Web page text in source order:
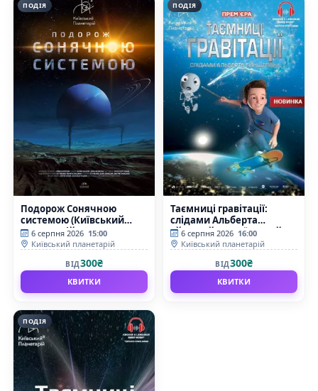
ПОДІЯ
Подорож Сонячною
системою (Київський
планетарій)
6 серпня 2026 15:00
Київський планетарій
ВІД300₴
КВИТКИ
ПОДІЯ
Таємниці гравітації:
слідами Альберта
Ейнштейна (Київський
планетарій)
6 серпня 2026 16:00
Київський планетарій
ВІД300₴
КВИТКИ
ПОДІЯ